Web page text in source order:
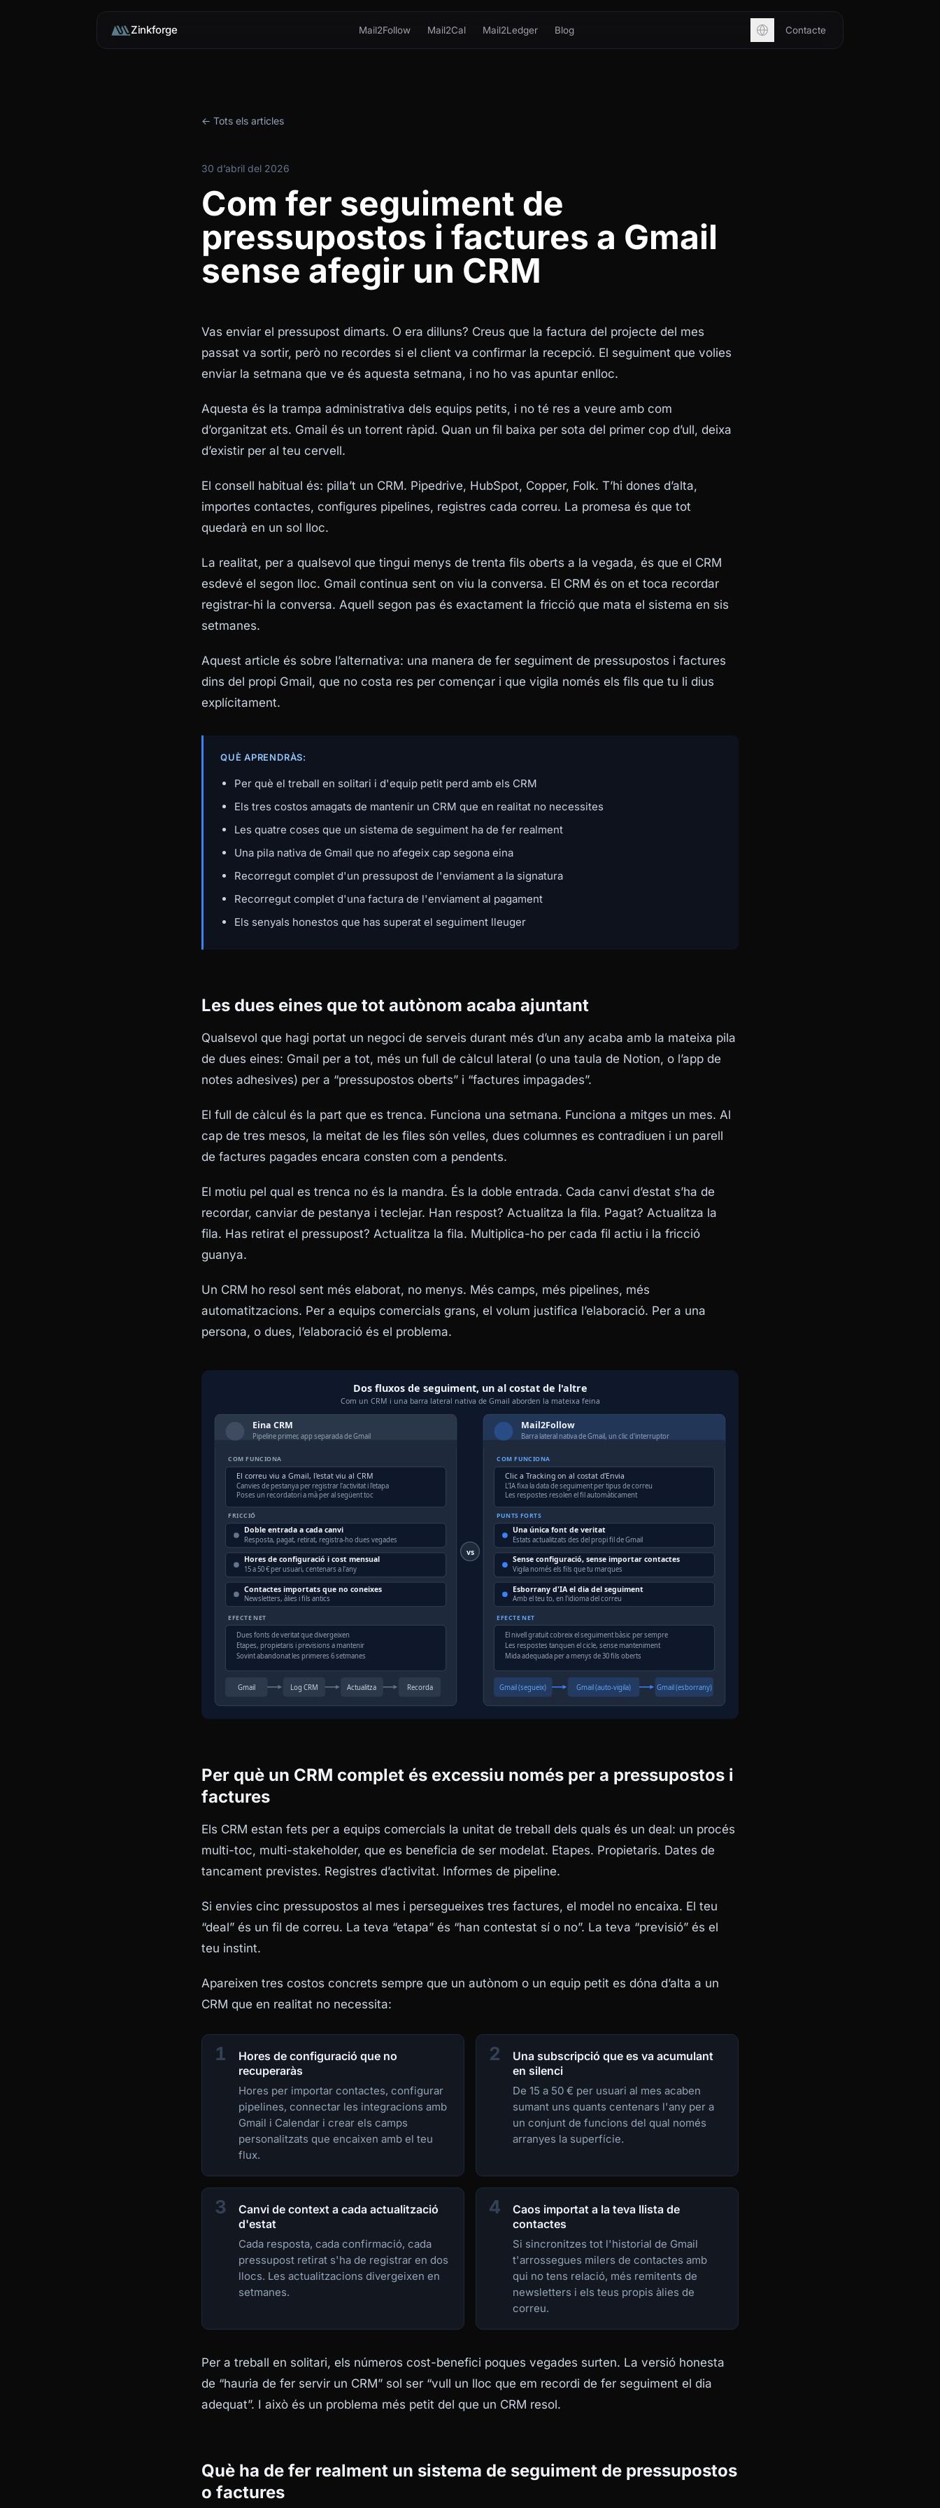
Zinkforge Mail2Follow Mail2Cal Mail2Ledger Blog Contacte
← Tots els articles
30 d’abril del 2026
Com fer seguiment de
pressupostos i factures a Gmail
sense afegir un CRM
Vas enviar el pressupost dimarts. O era dilluns? Creus que la factura del projecte del mes
passat va sortir, però no recordes si el client va confirmar la recepció. El seguiment que volies
enviar la setmana que ve és aquesta setmana, i no ho vas apuntar enlloc.
Aquesta és la trampa administrativa dels equips petits, i no té res a veure amb com
d’organitzat ets. Gmail és un torrent ràpid. Quan un fil baixa per sota del primer cop d’ull, deixa
d’existir per al teu cervell.
El consell habitual és: pilla’t un CRM. Pipedrive, HubSpot, Copper, Folk. T’hi dones d’alta,
importes contactes, configures pipelines, registres cada correu. La promesa és que tot
quedarà en un sol lloc.
La realitat, per a qualsevol que tingui menys de trenta fils oberts a la vegada, és que el CRM
esdevé el segon lloc. Gmail continua sent on viu la conversa. El CRM és on et toca recordar
registrar-hi la conversa. Aquell segon pas és exactament la fricció que mata el sistema en sis
setmanes.
Aquest article és sobre l’alternativa: una manera de fer seguiment de pressupostos i factures
dins del propi Gmail, que no costa res per començar i que vigila només els fils que tu li dius
explícitament.
QUÈ APRENDRÀS:
Per què el treball en solitari i d'equip petit perd amb els CRM
Els tres costos amagats de mantenir un CRM que en realitat no necessites
Les quatre coses que un sistema de seguiment ha de fer realment
Una pila nativa de Gmail que no afegeix cap segona eina
Recorregut complet d'un pressupost de l'enviament a la signatura
Recorregut complet d'una factura de l'enviament al pagament
Els senyals honestos que has superat el seguiment lleuger
Les dues eines que tot autònom acaba ajuntant
Qualsevol que hagi portat un negoci de serveis durant més d’un any acaba amb la mateixa pila
de dues eines: Gmail per a tot, més un full de càlcul lateral (o una taula de Notion, o l’app de
notes adhesives) per a “pressupostos oberts” i “factures impagades”.
El full de càlcul és la part que es trenca. Funciona una setmana. Funciona a mitges un mes. Al
cap de tres mesos, la meitat de les files són velles, dues columnes es contradiuen i un parell
de factures pagades encara consten com a pendents.
El motiu pel qual es trenca no és la mandra. És la doble entrada. Cada canvi d’estat s’ha de
recordar, canviar de pestanya i teclejar. Han respost? Actualitza la fila. Pagat? Actualitza la
fila. Has retirat el pressupost? Actualitza la fila. Multiplica-ho per cada fil actiu i la fricció
guanya.
Un CRM ho resol sent més elaborat, no menys. Més camps, més pipelines, més
automatitzacions. Per a equips comercials grans, el volum justifica l’elaboració. Per a una
persona, o dues, l’elaboració és el problema.
Per què un CRM complet és excessiu només per a pressupostos i
factures
Els CRM estan fets per a equips comercials la unitat de treball dels quals és un deal: un procés
multi-toc, multi-stakeholder, que es beneficia de ser modelat. Etapes. Propietaris. Dates de
tancament previstes. Registres d’activitat. Informes de pipeline.
Si envies cinc pressupostos al mes i persegueixes tres factures, el model no encaixa. El teu
“deal” és un fil de correu. La teva “etapa” és “han contestat sí o no”. La teva “previsió” és el
teu instint.
Apareixen tres costos concrets sempre que un autònom o un equip petit es dóna d’alta a un
CRM que en realitat no necessita:
1
Hores de configuració que no
recuperaràs
Hores per importar contactes, configurar
pipelines, connectar les integracions amb
Gmail i Calendar i crear els camps
personalitzats que encaixen amb el teu
flux.
2
Una subscripció que es va acumulant
en silenci
De 15 a 50 € per usuari al mes acaben
sumant uns quants centenars l'any per a
un conjunt de funcions del qual només
arranyes la superfície.
3
Canvi de context a cada actualització
d'estat
Cada resposta, cada confirmació, cada
pressupost retirat s'ha de registrar en dos
llocs. Les actualitzacions divergeixen en
setmanes.
4
Caos importat a la teva llista de
contactes
Si sincronitzes tot l'historial de Gmail
t'arrossegues milers de contactes amb
qui no tens relació, més remitents de
newsletters i els teus propis àlies de
correu.
Per a treball en solitari, els números cost-benefici poques vegades surten. La versió honesta
de “hauria de fer servir un CRM” sol ser “vull un lloc que em recordi de fer seguiment el dia
adequat”. I això és un problema més petit del que un CRM resol.
Què ha de fer realment un sistema de seguiment de pressupostos
o factures